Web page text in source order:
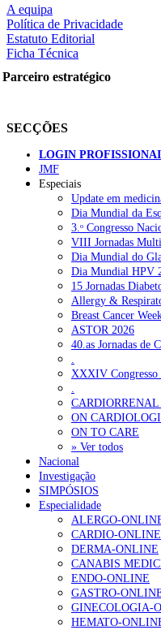
nas redes sociais:
RECENTES
Plataforma criada por
ULS Alto Alentejo e IPO
Montenegro defende
Governo admite cobrar
Estudo aponta potencial
MAIS LIDAS
Enfermagem
202 visualizações
Alguns milhares
167 visualizações
A equipa
Política de Privacidade
Estatuto Editorial
Ficha Técnica
Parceiro estratégico
SECÇÕES
LOGIN
JMF
Especiais
Update em
Dia Mundial da
3.ᵒ Congresso
VIII Jornadas
Dia Mundial do
Dia Mundial HPV
15 Jornadas
Allergy &
Breast Cancer
ASTOR 2026
40.as Jornadas de
.
XXXIV Congresso
.
ON
ON TO CARE
» Ver todos
Nacional
Investigação
SIMPÓSIOS
Especialidade
ALERGO-
CARDIO-ONLINE
DERMA-ONLINE
CANABIS
ENDO-ONLINE
GASTRO-
GINECOLOGIA-
HEMATO-